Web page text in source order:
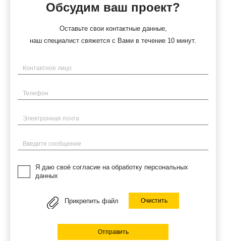
Обсудим ваш проект?
Оставьте свои контактные данные,
наш специалист свяжется с Вами в течение 10 минут.
Имя
Телефон
Электронная почта
Введите сообщение
Я даю своё согласие на обработку персональных
данных
Прикрепить файл Очистить
Отправить